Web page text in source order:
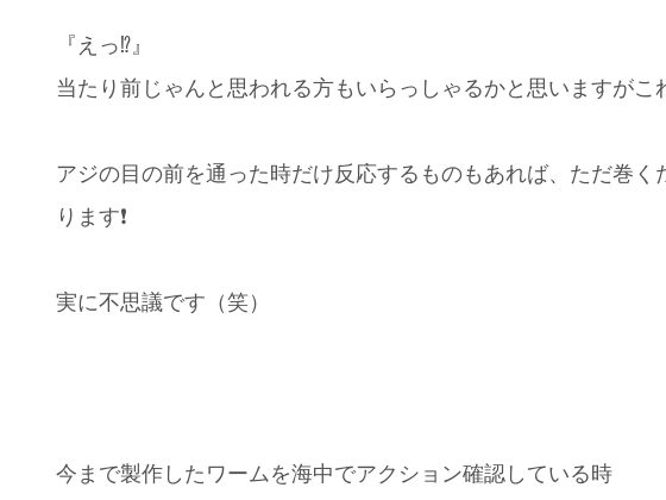
『えっ⁉️』
当たり前じゃんと思われる方もいらっしゃるかと思いますが
アジの目の前を通った時だけ反応するものもあれば、ただ巻
ります❗️
実に不思議です（笑）
今まで製作したワームを海中でアクション確認している時